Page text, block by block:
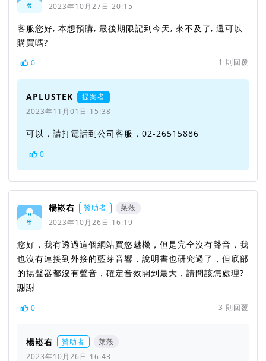
2023年10月27日 20:15
客服您好, 本想預購, 最後期限記到今天, 來不及了, 還可以
購買嗎?
0 1 則回覆
APLUSTEK
提案者
2023年11月01日 15:38
可以，請打電話到公司客服，02-26515886
0
楊崧右 贊助者
菜殼
2023年10月26日 16:19
您好，我有透過這個網站買悠魅機，但是完全沒有聲音，我
也沒有連接到外接的藍芽音響，說明書也研究過了，但底部
的揚聲器都沒有聲音，確定音效開到最大，請問該怎處理?
謝謝
0 3 則回覆
楊崧右 贊助者
菜殼
2023年10月26日 16:43